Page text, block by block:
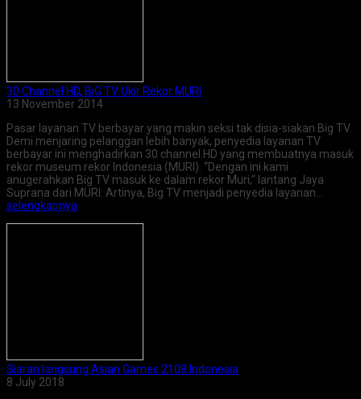
30 Channel HD, BiG TV Ukir Rekor MURI
13 November 2014
Pasar layanan TV berbayar yang makin seksi tak disia-siakan Big TV.
Demi menjaring pelanggan lebih banyak, penyedia layanan TV
berbayar ini menghadirkan 30 channel HD yang membuatnya masuk
rekor museum rekor Indonesia (MURI). “Dengan ini kami
anugerahkan Big TV masuk ke dalam rekor Muri,“ lantang Jaya
Suprana dari MURI. Artinya, Big TV menjadi penyedia layanan…
selengkapnya
Siaran langsung Asian Games 2108 Indonesia
8 July 2018